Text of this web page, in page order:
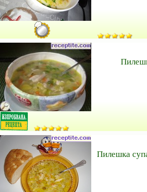
Пилешка